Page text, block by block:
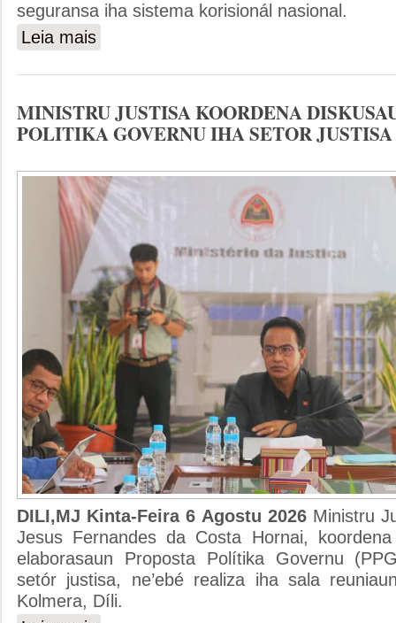
seguransa iha sistema korisionál nasional.
Leia mais
MINISTRU JUSTISA KOORDENA
POLITIKA GOVERNU IHA SETOR JUSTISA
DILI,MJ Kinta-Feira 6 Agostu 2026 Ministru
Jesus Fernandes da Costa Hornai,
elaborasaun Proposta Polítika Governu
setór justisa, ne’ebé realiza iha sala
Kolmera, Díli.